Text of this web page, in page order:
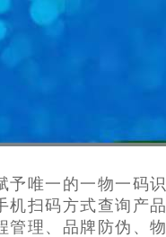
予唯一的一物一码
机扫码方式查询产
管理、品牌防伪、